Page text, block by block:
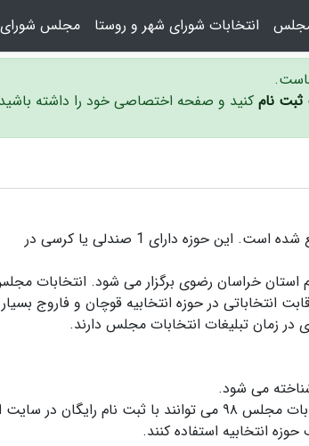
مجلس انتخابات شورای شهر و روستا مجلس شورای
ثبت نامکنید و صفحه اختصاصی خود را داشته
حوزه انتخابیه قوچان و فاروج در استان خراسان رضوی واقع شده است. این حوزه دارای 1 صندلی یا کرسی در
استان خراسان رضوی برگزار می شود. انتخابات
انتخاباتی در حوزه انتخابیه قوچان و فاروج بسیار
در زمان تبلیغات انتخابات مجلس دارند.
می شود.
کاندیداها و سیاستمداران انتخابات مجلس یازدهم یا انتخابات مجلس ۹۸ می توانند با ثبت نام رایگان در
انتخابیه استفاده کنند.